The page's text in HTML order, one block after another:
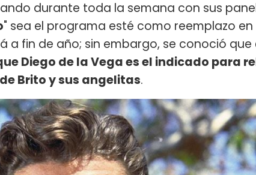
durante toda la semana con sus
" sea el programa esté como reemplazo
a fin de año; sin embargo, se conoció que
Diego de la Vega es el indicado para
Brito y sus angelitas.